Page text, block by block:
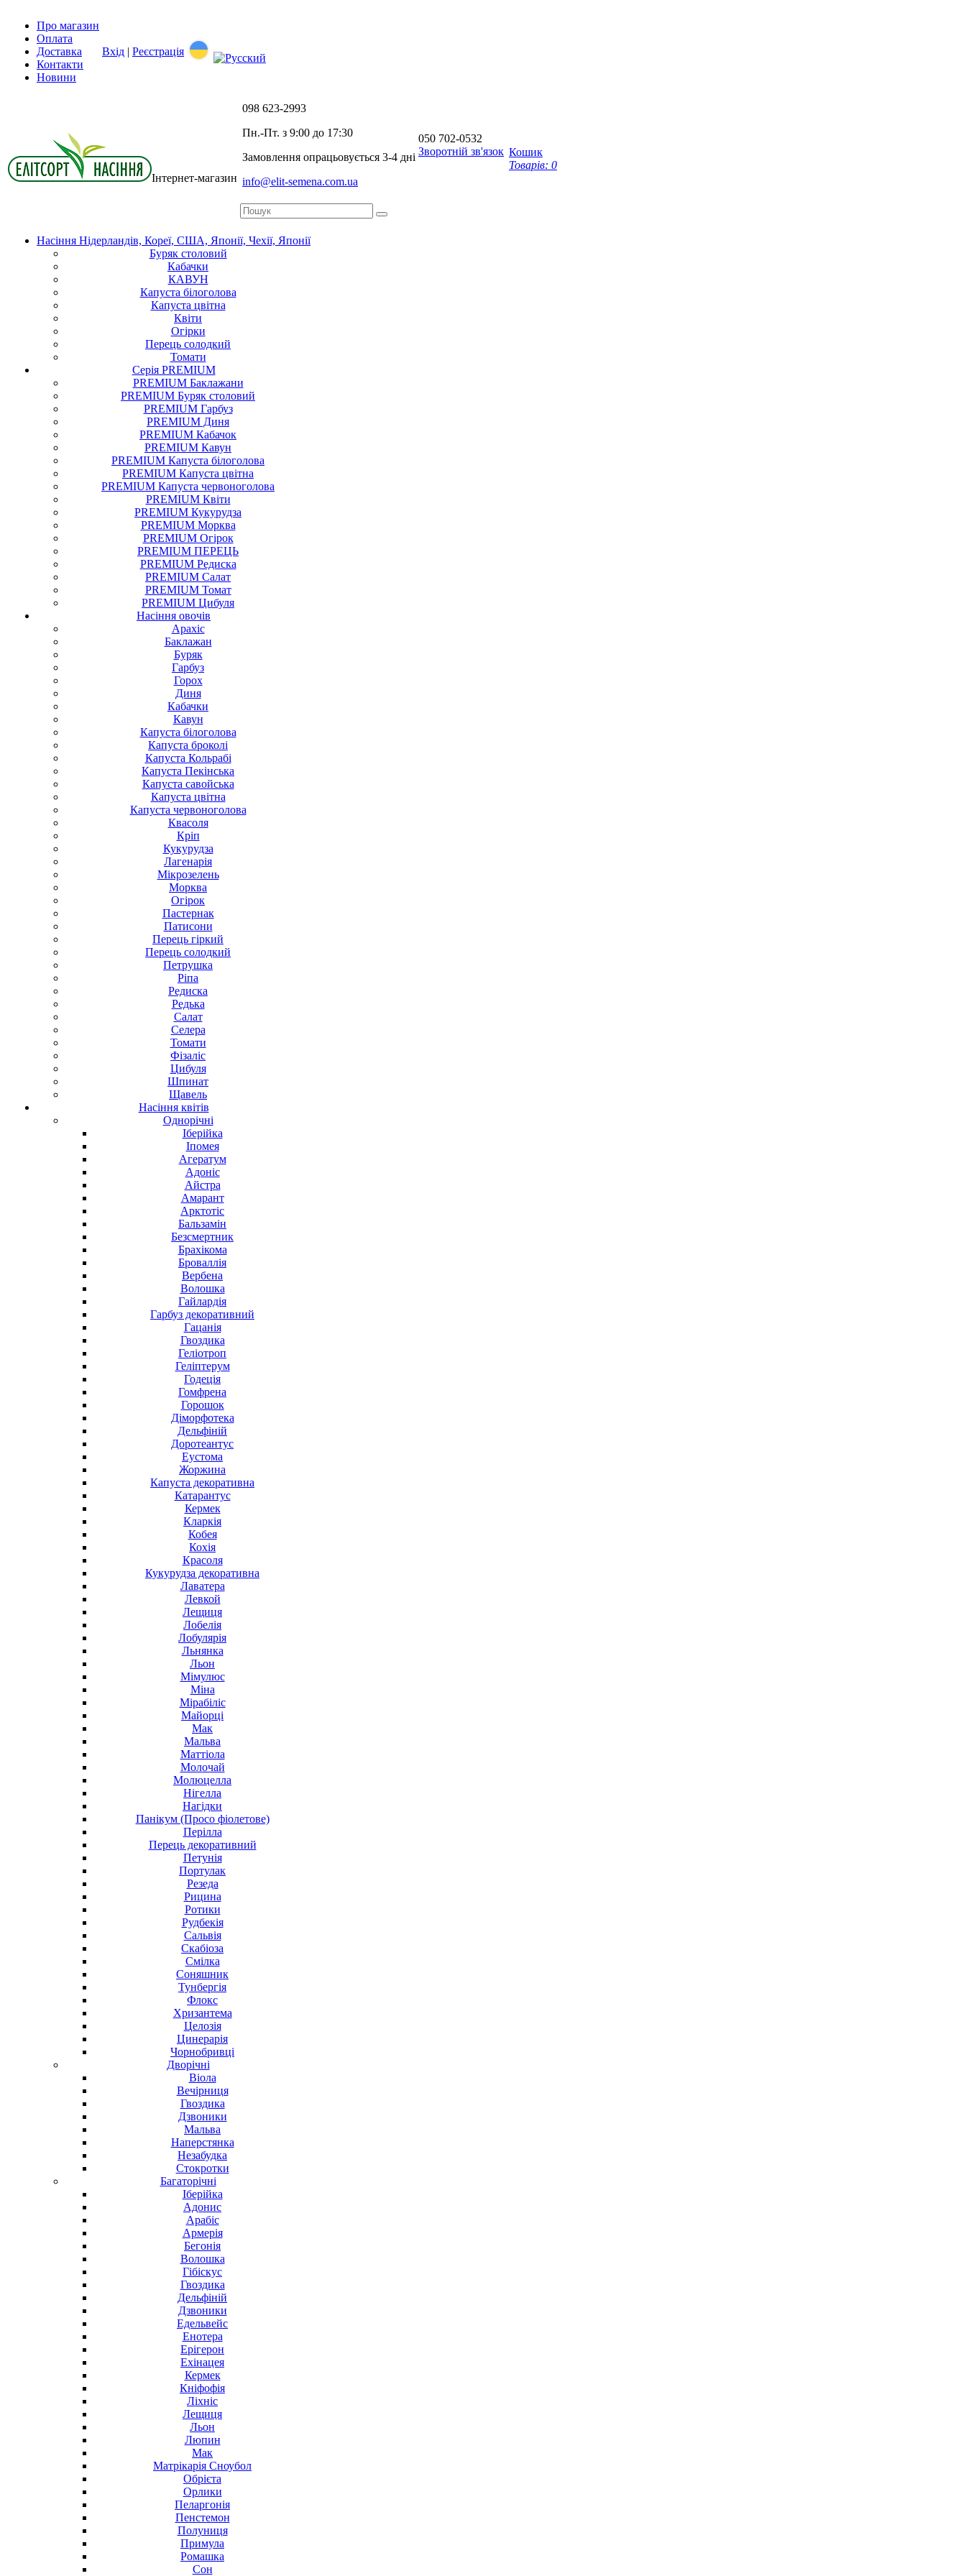
Про магазин
Оплата
Доставка
Контакти
Новини
Вхід | Реєстрація
Інтернет-магазин
098 623-2993
Пн.-Пт. з 9:00 до 17:30
Замовлення опрацьовується 3-4 дні
info@elit-semena.com.ua
050 702-0532
Зворотній зв'язок Кошик
Товарів: 0
Насіння Нідерландів, Кореї, США, Японії, Чехії, Японії
Буряк столовий
Кабачки
КАВУН
Капуста білоголова
Капуста цвітна
Квіти
Огірки
Перець солодкий
Томати
Серія PREMIUM
PREMIUM Баклажани
PREMIUM Буряк столовий
PREMIUM Гарбуз
PREMIUM Диня
PREMIUM Кабачок
PREMIUM Кавун
PREMIUM Капуста білоголова
PREMIUM Капуста цвітна
PREMIUM Капуста червоноголова
PREMIUM Квіти
PREMIUM Кукурудза
PREMIUM Морква
PREMIUM Огірок
PREMIUM ПЕРЕЦЬ
PREMIUM Редиска
PREMIUM Салат
PREMIUM Томат
PREMIUM Цибуля
Насіння овочів
Арахіс
Баклажан
Буряк
Гарбуз
Горох
Диня
Кабачки
Кавун
Капуста білоголова
Капуста броколі
Капуста Кольрабі
Капуста Пекінська
Капуста савойська
Капуста цвітна
Капуста червоноголова
Квасоля
Кріп
Кукурудза
Лагенарія
Мікрозелень
Морква
Огірок
Пастернак
Патисони
Перець гіркий
Перець солодкий
Петрушка
Ріпа
Редиска
Редька
Салат
Селера
Томати
Фізаліс
Цибуля
Шпинат
Щавель
Насіння квітів
Однорічні
Іберійка
Іпомея
Агератум
Адоніс
Айстра
Амарант
Арктотіс
Бальзамін
Безсмертник
Брахікома
Броваллія
Вербена
Волошка
Гайлардія
Гарбуз декоративний
Гацанія
Гвоздика
Геліотроп
Геліптерум
Годеція
Гомфрена
Горошок
Діморфотека
Дельфіній
Доротеантус
Еустома
Жоржина
Капуста декоративна
Катарантус
Кермек
Кларкія
Кобея
Кохія
Красоля
Кукурудза декоративна
Лаватера
Левкой
Лещиця
Лобелія
Лобулярія
Льнянка
Льон
Мімулюс
Міна
Мірабіліс
Майорці
Мак
Мальва
Маттіола
Молочай
Молюцелла
Нігелла
Нагідки
Панікум (Просо фіолетове)
Перілла
Перець декоративний
Петунія
Портулак
Резеда
Рицина
Ротики
Рудбекія
Сальвія
Скабіоза
Смілка
Соняшник
Тунбергія
Флокс
Хризантема
Целозія
Цинерарія
Чорнобривці
Дворічні
Віола
Вечірниця
Гвоздика
Дзвоники
Мальва
Наперстянка
Незабудка
Стокротки
Багаторічні
Іберійка
Адонис
Арабіс
Армерія
Бегонія
Волошка
Гібіскус
Гвоздика
Дельфіній
Дзвоники
Едельвейс
Енотера
Ерігерон
Ехінацея
Кермек
Кніфофія
Ліхніс
Лещиця
Льон
Люпин
Мак
Матрікарія Сноубол
Обрієта
Орлики
Пеларгонія
Пенстемон
Полуниця
Примула
Ромашка
Сон